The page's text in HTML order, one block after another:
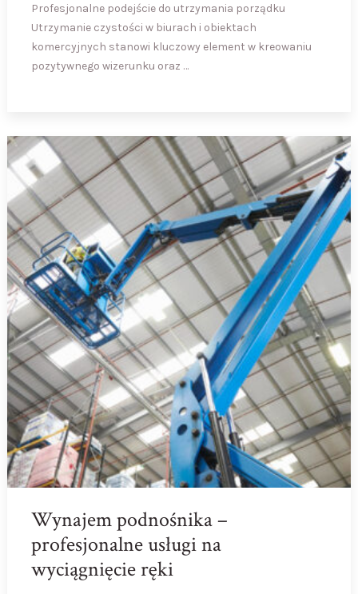
Profesjonalne podejście do utrzymania porządku
Utrzymanie czystości w biurach i obiektach
komercyjnych stanowi kluczowy element w kreowaniu
pozytywnego wizerunku oraz …
Wynajem podnośnika –
profesjonalne usługi na
wyciągnięcie ręki